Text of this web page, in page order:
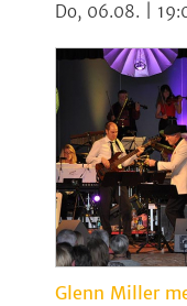
Do, 06.08. |
Glenn Miller